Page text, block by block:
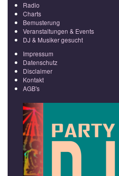
Radio
Charts
Bemusterung
Veranstaltungen & Events
DJ & Musiker gesucht
Impressum
Datenschutz
Disclaimer
Kontakt
AGB's